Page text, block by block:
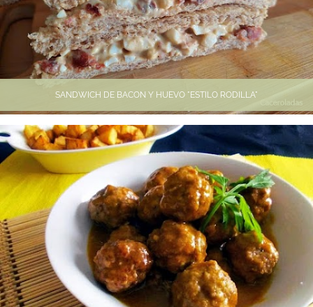
SANDWICH DE BACON Y HUEVO "ESTILO RODILLA"